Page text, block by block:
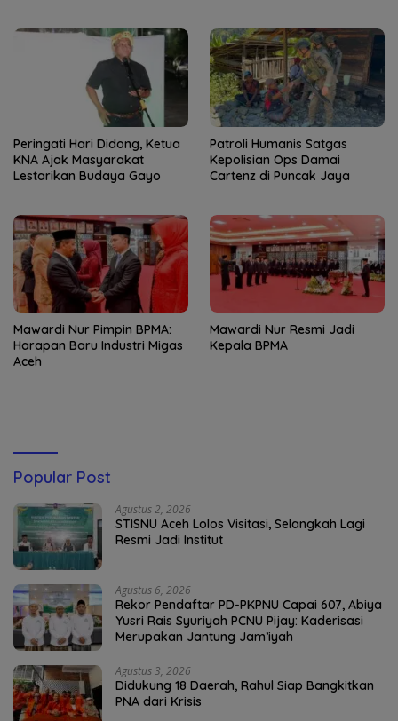
Peringati Hari Didong, Ketua
KNA Ajak Masyarakat
Lestarikan Budaya Gayo
Patroli Humanis Satgas
Kepolisian Ops Damai
Cartenz di Puncak Jaya
Mawardi Nur Pimpin BPMA:
Harapan Baru Industri Migas
Aceh
Mawardi Nur Resmi Jadi
Kepala BPMA
Popular Post
Agustus 2, 2026
STISNU Aceh Lolos Visitasi, Selangkah Lagi
Resmi Jadi Institut
Agustus 6, 2026
Rekor Pendaftar PD-PKPNU Capai 607, Abiya
Yusri Rais Syuriyah PCNU Pijay: Kaderisasi
Merupakan Jantung Jam’iyah
Agustus 3, 2026
Didukung 18 Daerah, Rahul Siap Bangkitkan
PNA dari Krisis